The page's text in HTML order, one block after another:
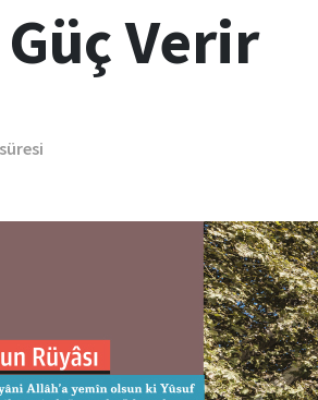
Verir